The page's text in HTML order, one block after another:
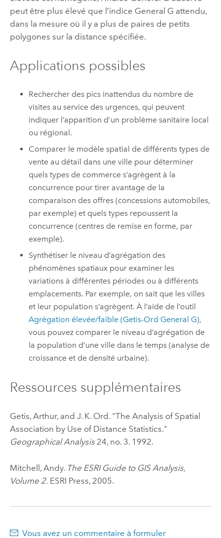
peut être plus élevé que l’indice General G attendu,
dans la mesure où il y a plus de paires de petits
polygones sur la distance spécifiée.
Applications possibles
Rechercher des pics inattendus du nombre de
visites au service des urgences, qui peuvent
indiquer l’apparition d’un problème sanitaire local
ou régional.
Comparer le modèle spatial de différents types de
vente au détail dans une ville pour déterminer
quels types de commerce s’agrègent à la
concurrence pour tirer avantage de la
comparaison des offres (concessions automobiles,
par exemple) et quels types repoussent la
concurrence (centres de remise en forme, par
exemple).
Synthétiser le niveau d’agrégation des
phénomènes spatiaux pour examiner les
variations à différentes périodes ou à différents
emplacements. Par exemple, on sait que les villes
et leur population s’agrègent. À l’aide de l’outil
Agrégation élevée/faible (Getis-Ord General G),
vous pouvez comparer le niveau d’agrégation de
la population d’une ville dans le temps (analyse de
croissance et de densité urbaine).
Ressources supplémentaires
Getis, Arthur, and J. K. Ord. "The Analysis of Spatial
Association by Use of Distance Statistics."
Geographical Analysis24, no. 3. 1992.
Mitchell, Andy. The ESRI Guide to GIS Analysis,
Volume 2.ESRI Press, 2005.
Vous avez un commentaire à formuler